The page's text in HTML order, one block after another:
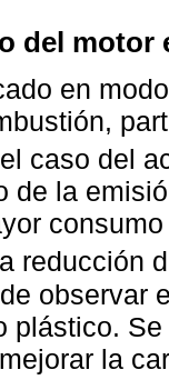
del motor
en
caso del
de la
reducción
observar
plástico.
la